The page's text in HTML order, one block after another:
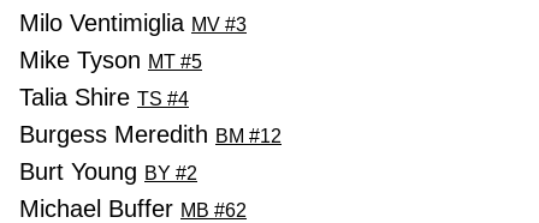
Milo Ventimiglia MV #3
Mike Tyson MT #5
Talia Shire TS #4
Burgess Meredith BM #12
Burt Young BY #2
Michael Buffer MB #62